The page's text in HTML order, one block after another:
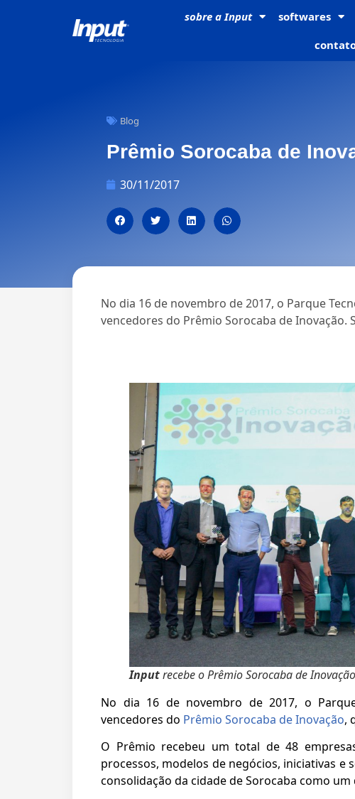
sobre aInput softwares
Blog
Prêmio Sorocaba de
30/11/2017
No dia 16 de novembro de 2017, o Parque
vencedores do Prêmio Sorocaba de Inovação.
Inputrecebe o Prêmio Sorocaba de
No dia 16 de novembro de 2017, o
vencedores do Prêmio Sorocaba de Inovação,
O Prêmio recebeu um total de 48
processos, modelos de negócios, iniciativas
consolidação da cidade de Sorocaba como